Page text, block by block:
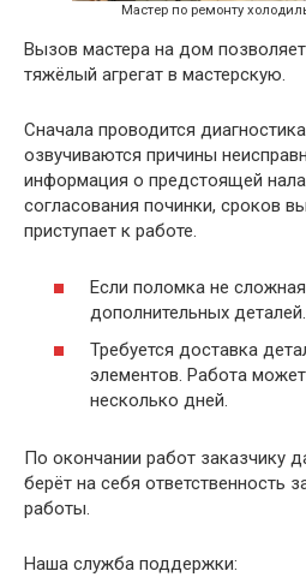
Мастер по ремонту
Вызов мастера на дом
тяжёлый агрегат в мастерскую.
Сначала проводится
озвучиваются причины
информация о предстоящей
согласования починки, сроков
приступает к работе.
Если поломка не
дополнительных деталей.
Требуется доставка
элементов. Работа
несколько дней.
По окончании работ заказчику
берёт на себя ответственность
работы.
Наша служба поддержки: